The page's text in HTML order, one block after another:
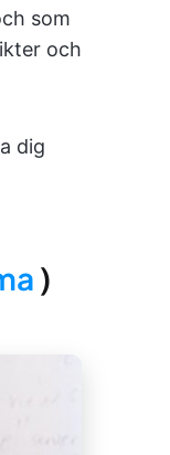
som
och
dig
)